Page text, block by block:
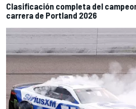
Clasificación completa del
carrera de Portland 2026